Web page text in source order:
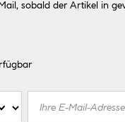
sobald der Artikel in